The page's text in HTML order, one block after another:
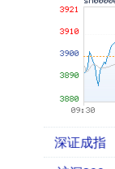
深证成指